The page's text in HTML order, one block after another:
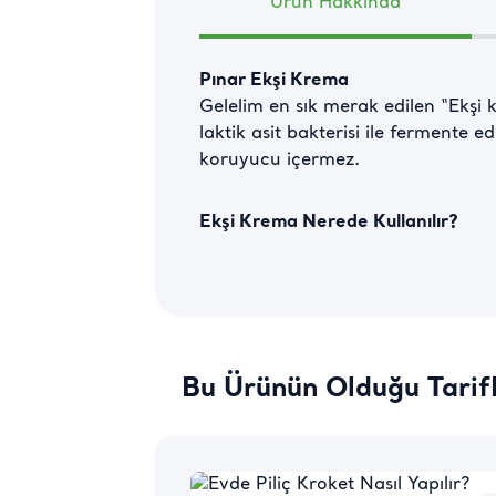
Pınar Ekşi Krema
Gelelim en sık merak edilen
laktik asit bakterisi ile fermente
koruyucu içermez.
Ekşi Krema Nerede Kullanılır?
En sık merak edilen detaylardan
fiyatı ise farklı bütçelere hitap
katmak için tercih edebileceğiniz
Bu Ürünün Olduğu